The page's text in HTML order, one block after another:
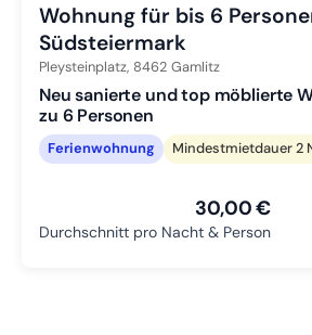
Wohnung für bis 6
Südsteiermark
Pleysteinplatz, 8462 Gamlitz
Neu sanierte und top möblierte
zu 6 Personen
Ferienwohnung Mindestmietdauer 2
30,00 €
Durchschnitt pro Nacht & Person